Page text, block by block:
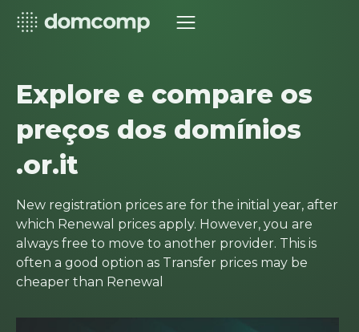
Explore e compare os
preços dos domínios
.or.it
New registration prices are for the initial year, after
which Renewal prices apply. However, you are
always free to move to another provider. This is
often a good option as Transfer prices may be
cheaper than Renewal